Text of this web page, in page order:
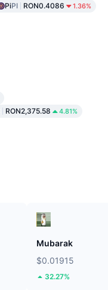
PiPI RON0.4086 1.36%
RON2,375.58 4.81%
Mubarak
$0.01915
32.27%